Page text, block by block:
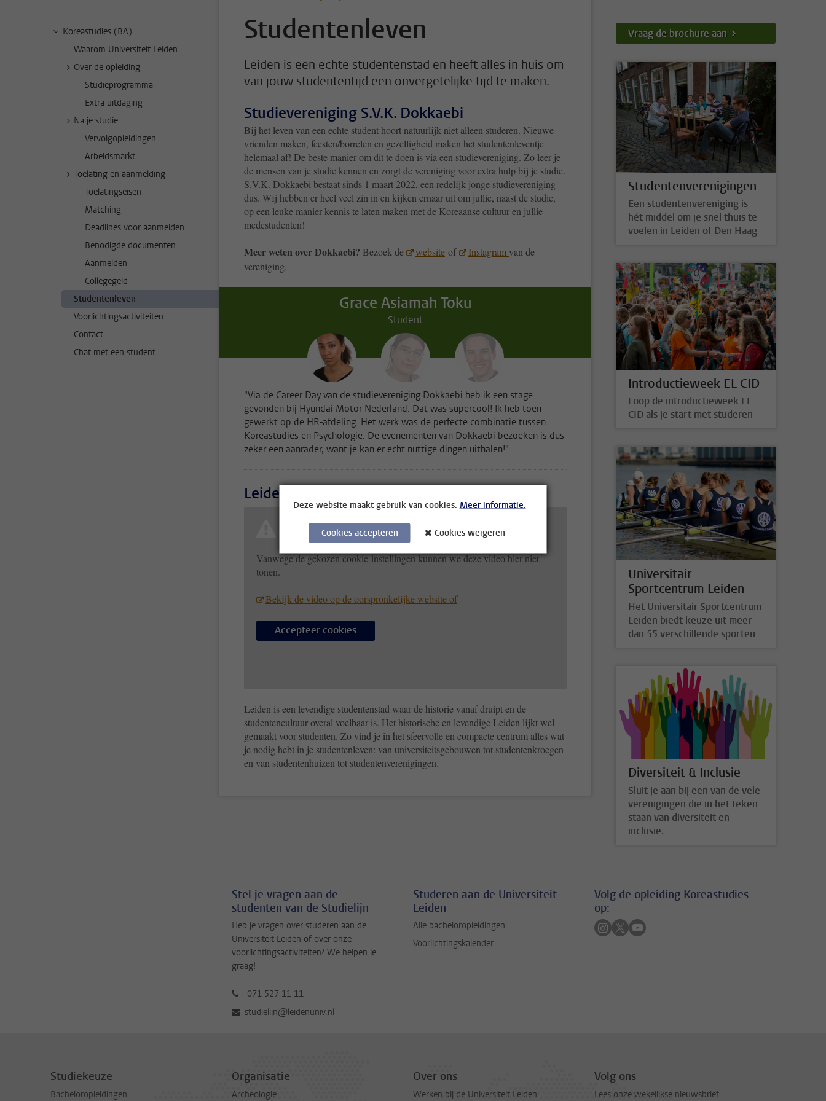
Koreastudies (BA)
Waarom Universiteit Leiden
Over de opleiding
Studieprogramma
Extra uitdaging
Na je studie
Vervolgopleidingen
Arbeidsmarkt
Toelating en aanmelding
Toelatingseisen
Matching
Deadlines voor aanmelden
Benodigde documenten
Aanmelden
Collegegeld
Studentenleven
Voorlichtingsactiviteiten
Contact
Chat met een student
Studentenleven
Leiden is een echte studentenstad en heeft alles in huis om
van jouw studententijd een onvergetelijke tijd te maken.
Studievereniging S.V.K. Dokkaebi
Bij het leven van een echte student hoort natuurlijk niet alleen studeren. Nieuwe
vrienden maken, feesten/borrelen en gezelligheid maken het studentenleventje
helemaal af! De beste manier om dit te doen is via een studievereniging. Zo leer je
de mensen van je studie kennen en zorgt de vereniging voor extra hulp bij je studie.
S.V.K. Dokkaebi bestaat sinds 1 maart 2022, een redelijk jonge studievereniging
dus. Wij hebben er heel veel zin in en kijken ernaar uit om jullie, naast de studie,
op een leuke manier kennis te laten maken met de Koreaanse cultuur en jullie
medestudenten!
Meer weten over Dokkaebi? Bezoek de website of Instagram van de
vereniging.
Grace Asiamah Toku
Student
"Via de Career Day van de studievereniging Dokkaebi heb ik een stage
gevonden bij Hyundai Motor Nederland. Dat was supercool! Ik heb toen
gewerkt op de HR-afdeling. Het werk was de perfecte combinatie tussen
Koreastudies en Psychologie. De evenementen van Dokkaebi bezoeken is dus
zeker een aanrader, want je kan er echt nuttige dingen uithalen!"
Leiden studentenstad
Vanwege de gekozen cookie-instellingen kunnen we deze video hier niet
tonen.
Bekijk de video op de oorspronkelijke website of
Accepteer cookies
Leiden is een levendige studentenstad waar de historie vanaf druipt en de
studentencultuur overal voelbaar is. Het historische en levendige Leiden lijkt wel
gemaakt voor studenten. Zo vind je in het sfeervolle en compacte centrum alles wat
je nodig hebt in je studentenleven: van universiteitsgebouwen tot studentenkroegen
en van studentenhuizen tot studentenverenigingen.
Vraag de brochure aan
Studentenverenigingen
Een studentenvereniging is
hét middel om je snel thuis te
voelen in Leiden of Den Haag
Introductieweek EL CID
Loop de introductieweek EL
CID als je start met studeren
Universitair
Sportcentrum Leiden
Het Universitair Sportcentrum
Leiden biedt keuze uit meer
dan 55 verschillende sporten
Diversiteit & Inclusie
Sluit je aan bij een van de vele
verenigingen die in het teken
staan van diversiteit en
inclusie.
Stel je vragen aan de
studenten van de Studielijn
Heb je vragen over studeren aan de
Universiteit Leiden of over onze
voorlichtingsactiviteiten? We helpen je
graag!
071 527 11 11
studielijn@leidenuniv.nl
Studeren aan de Universiteit
Leiden
Alle bacheloropleidingen
Voorlichtingskalender
Volg de opleiding Koreastudies
op:
Volg ons op instagram
Volg ons op twitter
Volg ons op youtube
Studiekeuze
Bacheloropleidingen
Organisatie
Archeologie
Over ons
Werken bij de Universiteit Leiden
Volg ons
Lees onze wekelijkse nieuwsbrief
Deze website maakt gebruik van cookies. Meer informatie.
Cookies accepteren Cookies weigeren